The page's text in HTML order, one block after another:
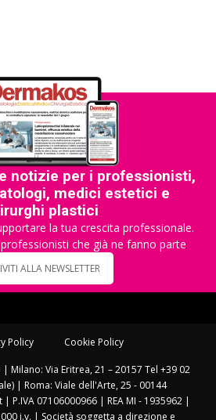
notizie per i professionisti,
medici estetici e
plastici
la tua crescita professionale.
che già ne fanno parte
ALLA NEWSLETTER
Policy Cookie Policy
Milano: Via Eritrea, 21 – 20157 Tel +39 02
| Roma: Viale dell'Arte, 25 - 00144
| P.IVA 07106000966 | REA MI - 1935962 |
i.v. | Società soggetta a direzione e